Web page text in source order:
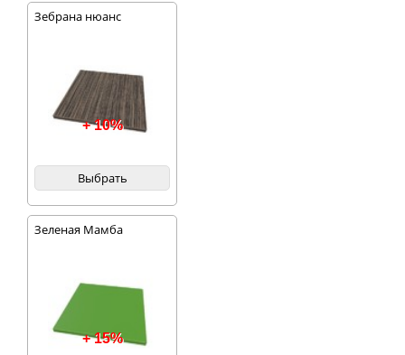
Зебрана нюанс
+ 10%
Выбрать
Зеленая Мамба
+ 15%